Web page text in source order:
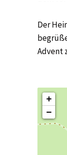
Der
Advent
+
−